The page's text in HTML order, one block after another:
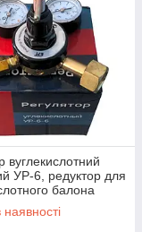
вуглекислотний
УР-6, редуктор для
балона